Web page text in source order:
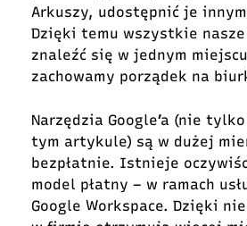
Arkuszy, udostępnić je
Dzięki temu wszystkie
znaleźć się w jednym
zachowamy porządek na
Narzędzia Google’a (nie
tym artykule) są w dużej
bezpłatnie. Istnieje
model płatny – w ramach
Google Workspace. Dzięki